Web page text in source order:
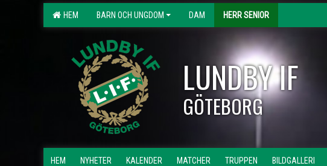
HEM BARN OCH UNGDOM DAM HERR SENIOR
LUNDBY IF
GÖTEBORG
HEM NYHETER KALENDER MATCHER TRUPPEN BILDGALLERI